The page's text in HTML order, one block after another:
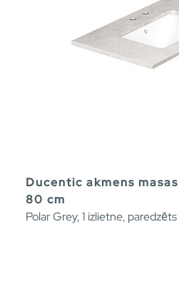
Ducentic akmens
80 cm
Polar Grey, 1 izlietne,